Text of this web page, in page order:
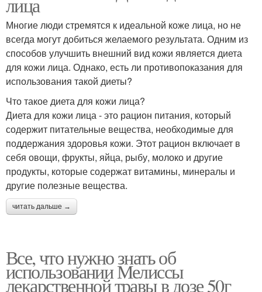
Многие люди стремятся к идеальной коже лица, но не
всегда могут добиться желаемого результата. Одним из
способов улучшить внешний вид кожи является диета
для кожи лица. Однако, есть ли противопоказания для
использования такой диеты?
Что такое диета для кожи лица?
Диета для кожи лица - это рацион питания, который
содержит питательные вещества, необходимые для
поддержания здоровья кожи. Этот рацион включает в
себя овощи, фрукты, яйца, рыбу, молоко и другие
продукты, которые содержат витамины, минералы и
другие полезные вещества.
читать дальше →
Все, что нужно знать об
использовании Мелиссы
лекарственной травы в дозе 50г